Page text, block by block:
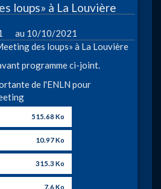
loups» à La Louvière
à
10/10/2021
des loups» à La Louvière
programme ci-joint.
de l'ENLN pour
515.68 Ko
10.97 Ko
315.3 Ko
7.6 Ko